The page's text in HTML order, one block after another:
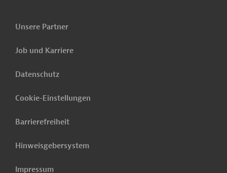
Unsere Partner
Job und Karriere
Datenschutz
Cookie-Einstellungen
Barrierefreiheit
Hinweisgebersystem
Impressum